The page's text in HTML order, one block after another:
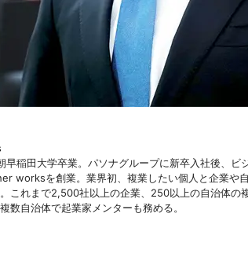
稲田大学卒業。パソナグループに新卒入社後、ビ
worksを創業。業界初、複業したい個人と企業や
。これまで2,500社以上の企業、250以上の自治体の
数自治体で起業家メンターも務める。